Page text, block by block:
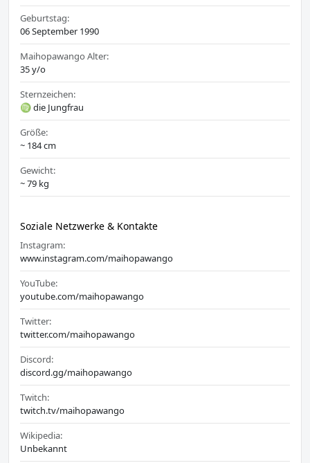
Geburtstag:
06 September 1990
Maihopawango Alter:
35 y/o
Sternzeichen:
♍ die Jungfrau
Größe:
~ 184 cm
Gewicht:
~ 79 kg
Soziale Netzwerke & Kontakte
Instagram:
www.instagram.com/maihopawango
YouTube:
youtube.com/maihopawango
Twitter:
twitter.com/maihopawango
Discord:
discord.gg/maihopawango
Twitch:
twitch.tv/maihopawango
Wikipedia:
Unbekannt